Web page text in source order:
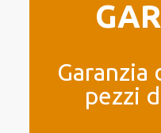
Garanzia
pezzi